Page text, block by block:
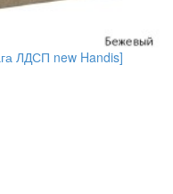
ЛДСП new Handis]